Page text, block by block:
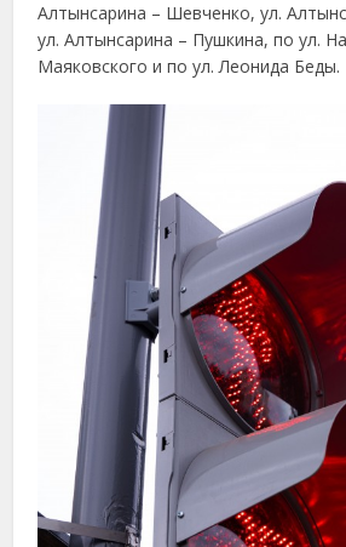
Алтынсарина – Шевченко, ул.
ул. Алтынсарина – Пушкина, по ул.
Маяковского и по ул. Леонида Беды.